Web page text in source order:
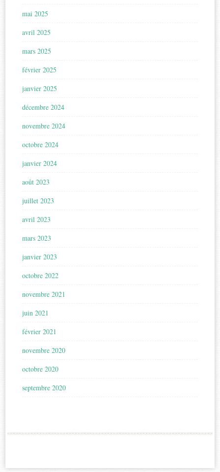
mai 2025
avril 2025
mars 2025
février 2025
janvier 2025
décembre 2024
novembre 2024
octobre 2024
janvier 2024
août 2023
juillet 2023
avril 2023
mars 2023
janvier 2023
octobre 2022
novembre 2021
juin 2021
février 2021
novembre 2020
octobre 2020
septembre 2020